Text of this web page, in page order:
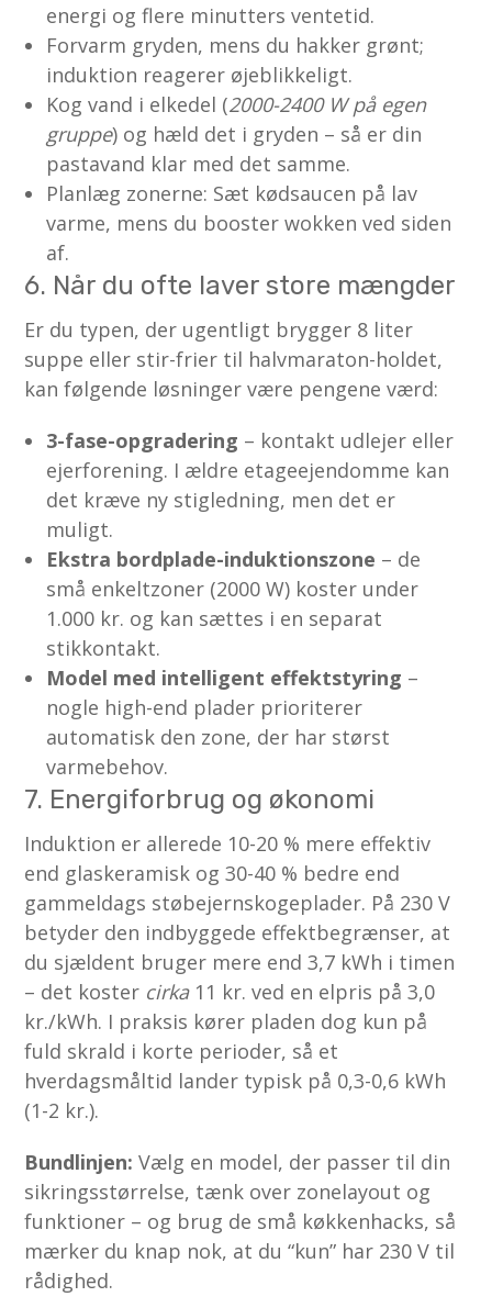
energi og flere minutters ventetid.
Forvarm gryden, mens du hakker grønt;
induktion reagerer øjeblikkeligt.
Kog vand i elkedel (2000-2400 W på egen
gruppe) og hæld det i gryden – så er din
pastavand klar med det samme.
Planlæg zonerne: Sæt kødsaucen på lav
varme, mens du booster wokken ved siden
af.
6. Når du ofte laver store mængder
Er du typen, der ugentligt brygger 8 liter
suppe eller stir-frier til halvmaraton-holdet,
kan følgende løsninger være pengene værd:
3-fase-opgradering – kontakt udlejer eller
ejerforening. I ældre etageejendomme kan
det kræve ny stigledning, men det er
muligt.
Ekstra bordplade-induktionszone – de
små enkeltzoner (2000 W) koster under
1.000 kr. og kan sættes i en separat
stikkontakt.
Model med intelligent effektstyring –
nogle high-end plader prioriterer
automatisk den zone, der har størst
varmebehov.
7. Energiforbrug og økonomi
Induktion er allerede 10-20 % mere effektiv
end glaskeramisk og 30-40 % bedre end
gammeldags støbejernskogeplader. På 230 V
betyder den indbyggede effektbegrænser, at
du sjældent bruger mere end 3,7 kWh i timen
– det koster cirka11 kr. ved en elpris på 3,0
kr./kWh. I praksis kører pladen dog kun på
fuld skrald i korte perioder, så et
hverdagsmåltid lander typisk på 0,3-0,6 kWh
(1-2 kr.).
Bundlinjen: Vælg en model, der passer til din
sikrings­størrelse, tænk over zonelayout og
funktioner – og brug de små køkkenhacks, så
mærker du knap nok, at du “kun” har 230 V til
rådighed.